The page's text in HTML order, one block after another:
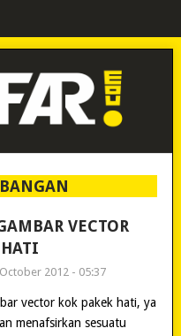
VECTOR
2012 - 05:37
vector kok pakek hati, ya
menafsirkan sesuatu